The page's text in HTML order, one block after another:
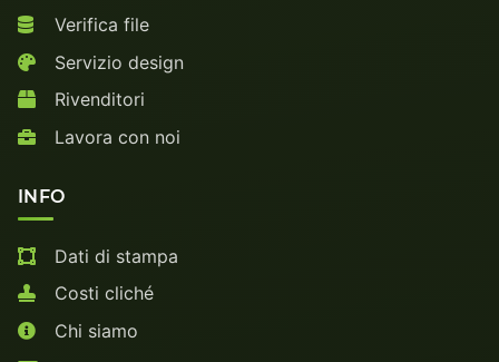
Verifica file
Servizio design
Rivenditori
Lavora con noi
INFO
Dati di stampa
Costi cliché
Chi siamo